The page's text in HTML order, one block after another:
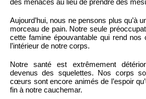
Aujourd’hui, nous ne pensons plus qu’à
morceau de pain. Notre seule
cette famine épouvantable qui rend nos
l’intérieur de notre corps.
Notre santé est extrêmement
devenus des squelettes. Nos corps
cœurs sont encore animés de l’espoir
fin à notre cauchemar.